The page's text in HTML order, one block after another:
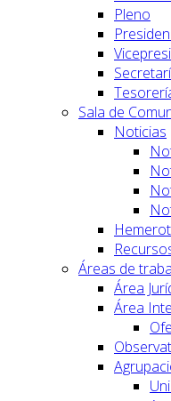
Pleno
Sala de
Noticias
Áreas de
Área
Área